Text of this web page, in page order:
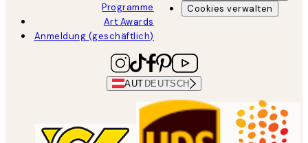
Programme
Art Awards
Anmeldung (geschäftlich)
Cookies verwalten
AUT DEUTSCH